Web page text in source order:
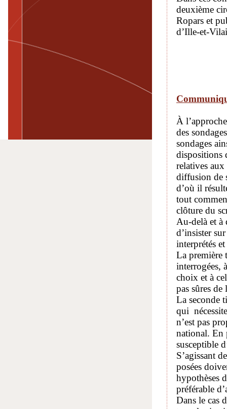
deuxième
Ropars et
d’Ille-et-
À
des
sondages
dispositions
relatives
diffusion de
d’où il
tout
clôture du
Au-delà et à
d’insister
interprétés
La première
interrogées,
choix et à
pas sûres
La seconde
qui
n’est pas
national. En
susceptible
S’agissant
posées
hypothèses
préférable
Dans le cas